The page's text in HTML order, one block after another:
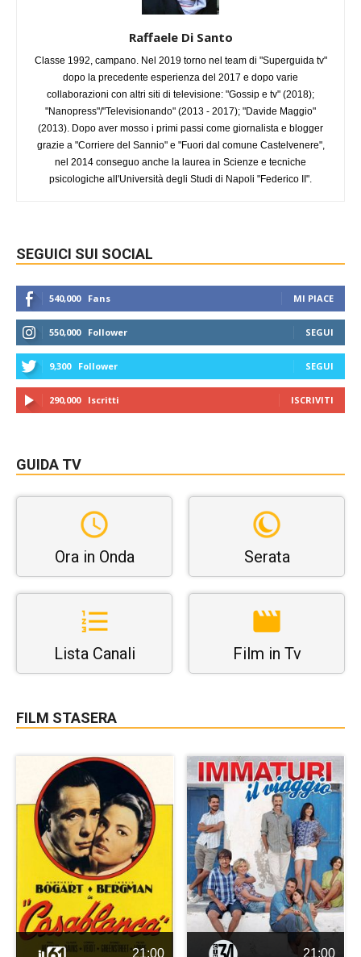
Raffaele Di Santo
Classe 1992, campano. Nel 2019 torno nel team di "Superguida tv"
dopo la precedente esperienza del 2017 e dopo varie
collaborazioni con altri siti di televisione: "Gossip e tv" (2018);
"Nanopress"/"Televisionando" (2013 - 2017); "Davide Maggio"
(2013). Dopo aver mosso i primi passi come giornalista e blogger
grazie a "Corriere del Sannio" e "Fuori dal comune Castelvenere",
nel 2014 conseguo anche la laurea in Scienze e tecniche
psicologiche all'Università degli Studi di Napoli "Federico II".
SEGUICI SUI SOCIAL
540,000 Fans MI PIACE
550,000 Follower SEGUI
9,300 Follower SEGUI
290,000 Iscritti ISCRIVITI
GUIDA TV
Ora in Onda Serata
Lista Canali Film in Tv
FILM STASERA
21:00 21:00